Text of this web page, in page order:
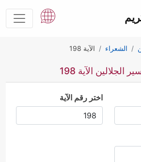
الشعراء الآية 198
الآية 198
اختر رقم الآية